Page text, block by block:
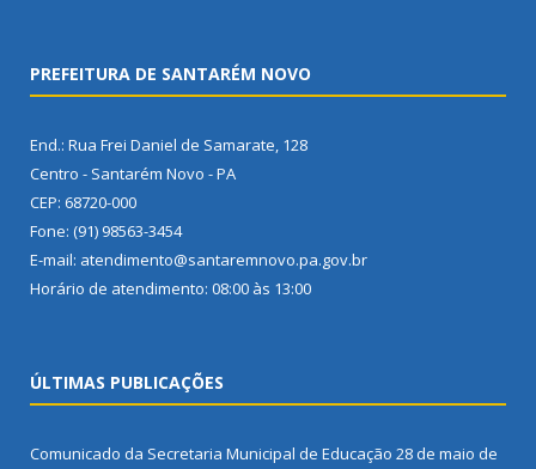
PREFEITURA DE SANTARÉM NOVO
End.: Rua Frei Daniel de Samarate, 128
Centro - Santarém Novo - PA
CEP: 68720-000
Fone: (91) 98563-3454
E-mail: atendimento@santaremnovo.pa.gov.br
Horário de atendimento: 08:00 às 13:00
ÚLTIMAS PUBLICAÇÕES
Comunicado da Secretaria Municipal de Educação 28 de maio de